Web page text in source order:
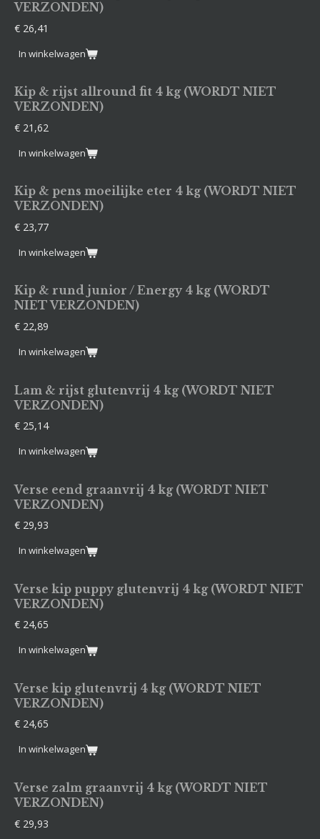
VERZONDEN)
€ 26,41
In winkelwagen
Kip & rijst allround fit 4 kg (WORDT NIET
VERZONDEN)
€ 21,62
In winkelwagen
Kip & pens moeilijke eter 4 kg (WORDT NIET
VERZONDEN)
€ 23,77
In winkelwagen
Kip & rund junior / Energy 4 kg (WORDT
NIET VERZONDEN)
€ 22,89
In winkelwagen
Lam & rijst glutenvrij 4 kg (WORDT NIET
VERZONDEN)
€ 25,14
In winkelwagen
Verse eend graanvrij 4 kg (WORDT NIET
VERZONDEN)
€ 29,93
In winkelwagen
Verse kip puppy glutenvrij 4 kg (WORDT NIET
VERZONDEN)
€ 24,65
In winkelwagen
Verse kip glutenvrij 4 kg (WORDT NIET
VERZONDEN)
€ 24,65
In winkelwagen
Verse zalm graanvrij 4 kg (WORDT NIET
VERZONDEN)
€ 29,93